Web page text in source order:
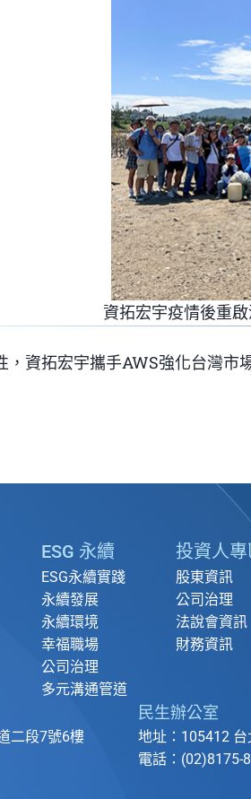
資拓宏宇疫情後重
，資拓宏宇攜手AWS強化台灣市
ESG 永續
ESG永續實踐
永續發展
永續環境
幸福職場
公司治理
多元溝通管道
投資人專
股東資訊
公司治理
法說會資訊
財務資訊
二段7號6樓
民生辦公室
地址：105412
電話：(02)8175-